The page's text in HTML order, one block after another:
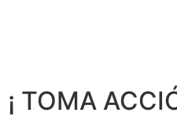
¡ TOMA